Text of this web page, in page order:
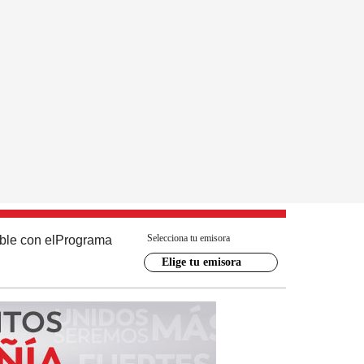
con el Programa Selecciona tu emisora
Elige tu emisora